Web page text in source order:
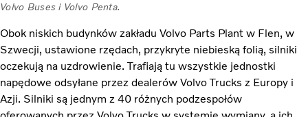
Volvo Buses i Volvo Penta.
Obok niskich budynków zakładu Volvo Parts Plant w Flen, w
Szwecji, ustawione rzędach, przykryte niebieską folią, silniki
oczekują na uzdrowienie. Trafiają tu wszystkie jednostki
napędowe odsyłane przez dealerów Volvo Trucks z Europy i
Azji. Silniki są jednym z 40 różnych podzespołów